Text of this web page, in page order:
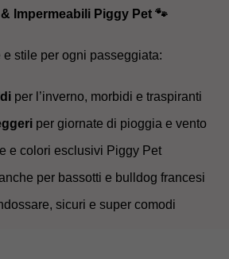
Impermeabili Piggy Pet 🐾
e stile per ogni passeggiata:
per l’inverno, morbidi e traspiranti
per giornate di pioggia e vento
e colori esclusivi Piggy Pet
per bassotti e bulldog francesi
sicuri e super comodi